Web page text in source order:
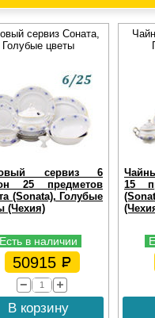
сервиз Соната,
Голубые цветы
сервиз 6
25 предметов
(Sonata), Голубые
(Чехия)
Есть в наличии
50915
В корзину
15